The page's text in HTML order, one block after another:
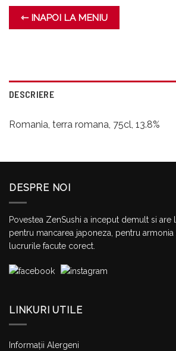
⇽ INAPOI LA MENIU
DESCRIERE
Romania, terra romana, 75cl, 13.8%
DESPRE NOI
Povestea ZenSushi a inceput demult si are
pentru mancarea japoneza, pentru
lucrurile facute corect.
LINKURI UTILE
Informații Alergeni